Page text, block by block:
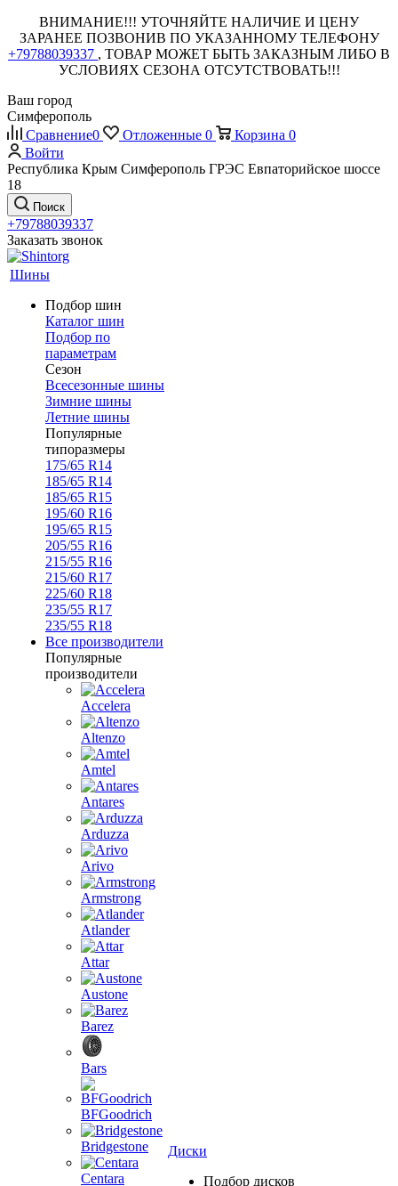
ВНИМАНИЕ!!! УТОЧНЯЙТЕ НАЛИЧИЕ И ЦЕНУ
ЗАРАНЕЕ ПОЗВОНИВ ПО УКАЗАННОМУ ТЕЛЕФОНУ
+79788039337 , ТОВАР МОЖЕТ БЫТЬ ЗАКАЗНЫМ ЛИБО В
УСЛОВИЯХ СЕЗОНА ОТСУТСТВОВАТЬ!!!
Ваш город
Симферополь
Сравнение0 Отложенные 0 Корзина 0
Войти
Республика Крым Симферополь ГРЭС Евпаторийское шоссе
18
Поиск
+79788039337
Заказать звонок
Шины
Подбор шин
Каталог шин
Подбор по
параметрам
Сезон
Всесезонные шины
Зимние шины
Летние шины
Популярные
типоразмеры
175/65 R14
185/65 R14
185/65 R15
195/60 R16
195/65 R15
205/55 R16
215/55 R16
215/60 R17
225/60 R18
235/55 R17
235/55 R18
Все производители
Популярные
производители
Accelera
Altenzo
Amtel
Antares
Arduzza
Arivo
Armstrong
Atlander
Attar
Austone
Barez
Bars
BFGoodrich
Bridgestone
Centara
Диски
Подбор дисков